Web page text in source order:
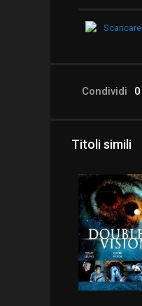
Scaricare
Condividi 0
Titoli simili